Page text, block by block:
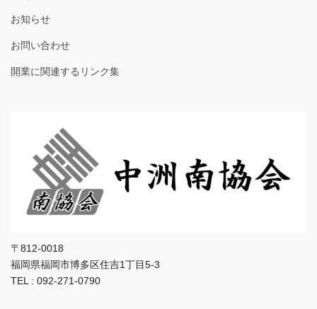
お知らせ
お問い合わせ
開業に関連するリンク集
〒812-0018
福岡県福岡市博多区住吉1丁目5-3
TEL : 092-271-0790